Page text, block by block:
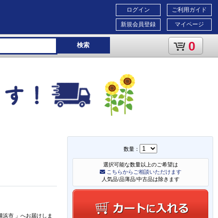
ご利用ガイド
マイページ
ログイン
新規会員登録
検索 0
数量：
選択可能な数量以上のご希望は
こちらからご相談いただけます
人気品/品薄品/中古品は除きます
浜市 」 へお届けしま